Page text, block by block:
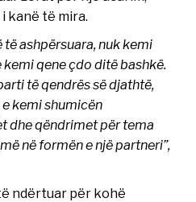
kanë të mira.
të ashpërsuara, nuk kemi
kemi qene çdo ditë bashkë.
të qendrës së djathtë,
kemi shumicën
dhe qëndrimet për tema
në formën e një partneri”,
ndërtuar për kohë